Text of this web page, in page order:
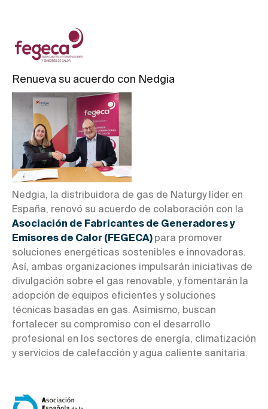
Renueva su acuerdo con Nedgia
Nedgia, la distribuidora de gas de Naturgy líder en
España, renovó su acuerdo de colaboración con la
Asociación de Fabricantes de Generadores y
Emisores de Calor (FEGECA) para promover
soluciones energéticas sostenibles e innovadoras.
Así, ambas organizaciones impulsarán iniciativas de
divulgación sobre el gas renovable, y fomentarán la
adopción de equipos eficientes y soluciones
técnicas basadas en gas. Asimismo, buscan
fortalecer su compromiso con el desarrollo
profesional en los sectores de energía, climatización
y servicios de calefacción y agua caliente sanitaria.